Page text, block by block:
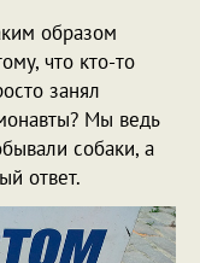
образом
что кто-то
занял
Мы ведь
собаки, а
ответ.